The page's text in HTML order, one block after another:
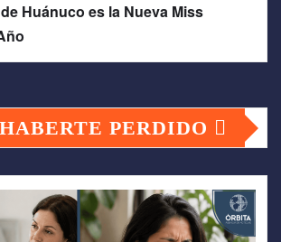
Huánuco es la Nueva Miss
PERDIDO